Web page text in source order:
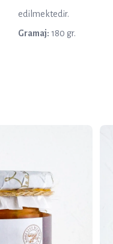
edilmektedir.
Gramaj: 180 gr.